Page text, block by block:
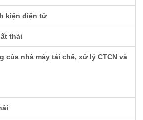
kiện điện tử
thải
của nhà máy tái chế, xử lý CTCN và